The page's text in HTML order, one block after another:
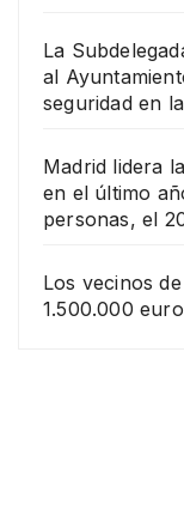
La
al
seguridad en
Madrid lidera
en el último
personas, el
Los vecinos
1.500.000